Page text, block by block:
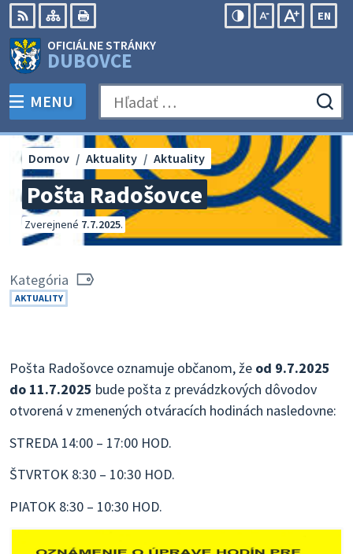
Preskočiť
na
obsah
RSS Mapa
EN
OFICIÁLNE STRÁNKY
DUBOVCE
PREPNÚŤ
MENU Hľadať:
Pošta Radošovce
Domov Aktuality Aktuality
Zverejnené 7.7.2025.
Kategória
AKTUALITY
Pošta Radošovce oznamuje občanom, že od 9.7.2025
do 11.7.2025 bude pošta z prevádzkových dôvodov
otvorená v zmenených otváracích hodinách nasledovne:
STREDA 14:00 – 17:00 HOD.
ŠTVRTOK 8:30 – 10:30 HOD.
PIATOK 8:30 – 10:30 HOD.